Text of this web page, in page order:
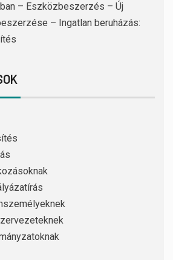
– Eszközbeszerzés – Új
– Ingatlan beruházás: